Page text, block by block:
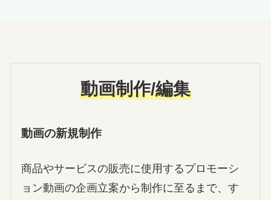
動画制作/編集
動画の新規制作
商品やサービスの販売に使用するプロモーシ
ョン動画の企画立案から制作に至るまで、す